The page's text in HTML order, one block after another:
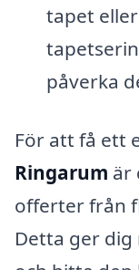
tapet
påverka
För att få ett
Ringarum är
offerter från
Detta ger